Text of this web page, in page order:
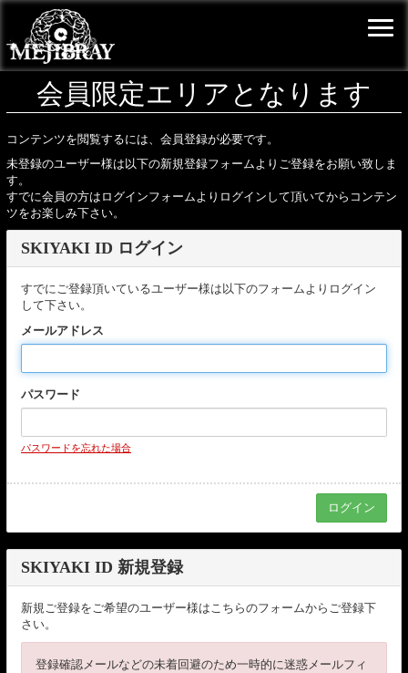
会員限定エリアとなります
コンテンツを閲覧するには、会員登録が必要です。
未登録のユーザー様は以下の新規登録フォームよりご登録をお願い致しま
す。
すでに会員の方はログインフォームよりログインして頂いてからコンテン
ツをお楽しみ下さい。
SKIYAKI ID ログイン
すでにご登録頂いているユーザー様は以下のフォームよりログイン
して下さい。
メールアドレス
パスワード
パスワードを忘れた場合
SKIYAKI ID 新規登録
新規ご登録をご希望のユーザー様はこちらのフォームからご登録下
さい。
登録確認メールなどの未着回避のため一時的に迷惑メールフィ